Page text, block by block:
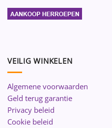
VEILIG WINKELEN
Algemene voorwaarden
Geld terug garantie
Privacy beleid
Cookie beleid